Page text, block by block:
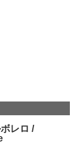
レロ /